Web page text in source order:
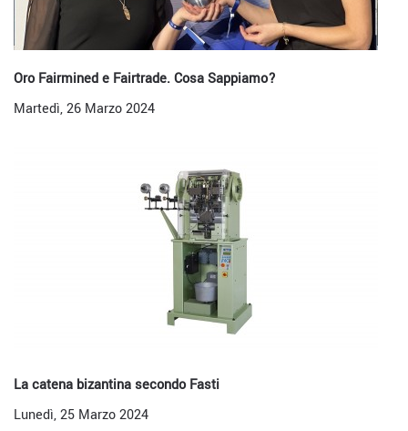
Oro Fairmined e Fairtrade. Cosa Sappiamo?
Martedì, 26 Marzo 2024
La catena bizantina secondo Fasti
Lunedì, 25 Marzo 2024